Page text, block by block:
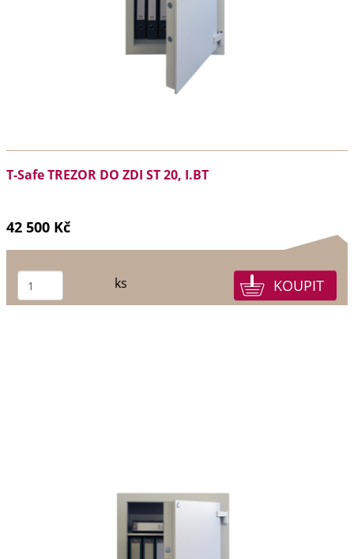
T-Safe TREZOR DO ZDI ST 20, I.BT
42 500 Kč
ks